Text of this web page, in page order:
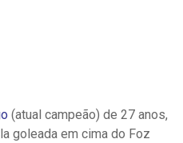
(atual campeão) de 27 anos,
goleada em cima do Foz